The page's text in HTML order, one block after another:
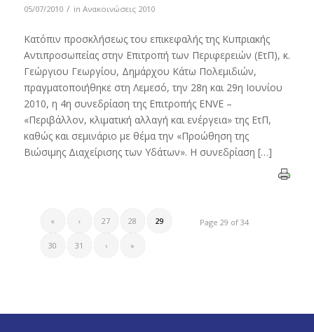
05/07/2010 / in Ανακοινώσεις 2010
Κατόπιν προσκλήσεως του επικεφαλής της Κυπριακής
Αντιπροσωπείας στην Επιτροπή των Περιφερειών (ΕτΠ), κ.
Γεώργιου Γεωργίου, Δημάρχου Κάτω Πολεμιδιών,
πραγματοποιήθηκε στη Λεμεσό, την 28η και 29η Ιουνίου
2010, η 4η συνεδρίαση της Επιτροπής ENVE –
«Περιβάλλον, κλιματική αλλαγή και ενέργεια» της ΕτΠ,
καθώς και σεμινάριο με θέμα την «Προώθηση της
Βιώσιμης Διαχείρισης των Υδάτων». Η συνεδρίαση […]
Page 29 of 34
« ‹ 27 28 29
30 31 › »